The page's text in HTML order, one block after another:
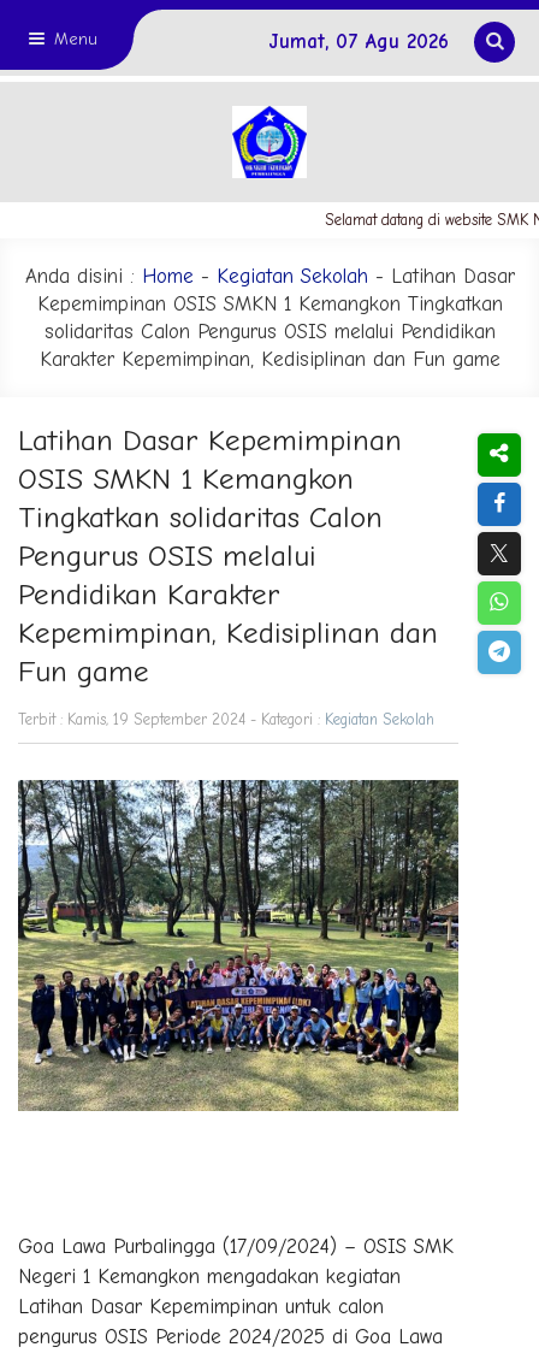
Menu Jumat, 07 Agu 2026
Selamat datang di website SMK
Anda disini : Home - Kegiatan Sekolah - Latihan Dasar
Kepemimpinan OSIS SMKN 1 Kemangkon Tingkatkan
solidaritas Calon Pengurus OSIS melalui Pendidikan
Karakter Kepemimpinan, Kedisiplinan dan Fun game
Latihan Dasar Kepemimpinan
OSIS SMKN 1 Kemangkon
Tingkatkan solidaritas Calon
Pengurus OSIS melalui
Pendidikan Karakter
Kepemimpinan, Kedisiplinan dan
Fun game
Terbit : Kamis, 19 September 2024 - Kategori : Kegiatan Sekolah
Goa Lawa Purbalingga (17/09/2024) – OSIS SMK
Negeri 1 Kemangkon mengadakan kegiatan
Latihan Dasar Kepemimpinan untuk calon
pengurus OSIS Periode 2024/2025 di Goa Lawa